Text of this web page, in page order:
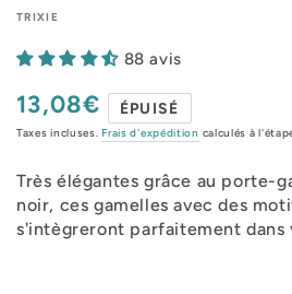
TRIXIE
88 avis
Prix
normal
13,08€ ÉPUISÉ
Taxes incluses. Frais d'expédition calculés à
Très élégantes grâce au porte-
noir, ces gamelles avec des
s'intègreront parfaitement dans